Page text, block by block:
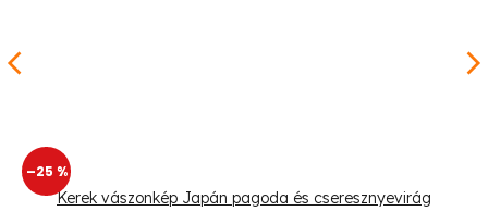
–25 %
Kerek vászonkép Japán pagoda és cseresznyevirág